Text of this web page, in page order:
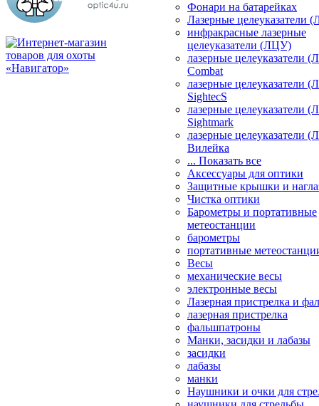
Фонари на батарейках
Лазерные целеуказатели
инфракрасные лазерные
целеуказатели (ЛЦУ)
лазерные целеуказатели
Combat
лазерные целеуказатели
SightecS
лазерные целеуказатели
Sightmark
лазерные целеуказатели
Вилейка
... Показать все
Аксессуары для оптики
Защитные крышки и
Чистка оптики
Барометры и портативные
метеостанции
барометры
портативные
Весы
механические весы
электронные весы
Лазерная пристрелка и
лазерная пристрелка
фальшпатроны
Манки, засидки и лабазы
засидки
лабазы
манки
Наушники и очки для